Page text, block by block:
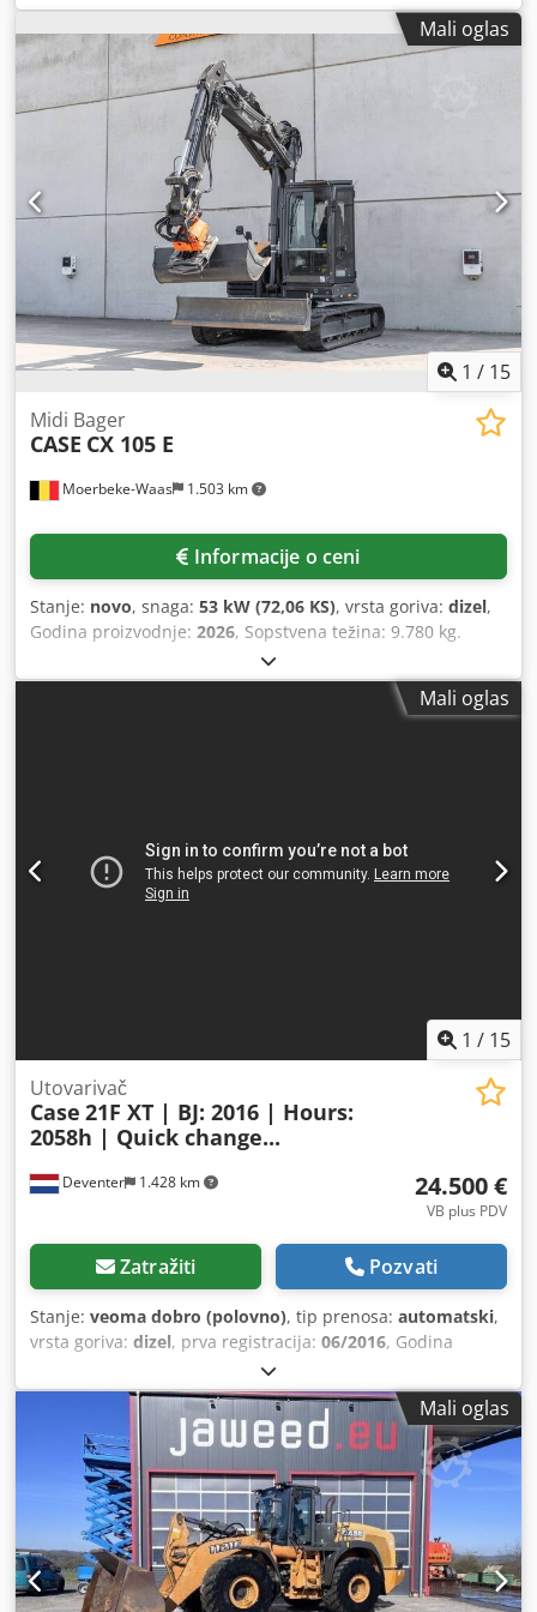
Dužina: 4.692 mm Širina: 2.507 mm Visina: 2.997 mm
Međuosovinsko rastojanje: 2.723 mm Nominalna snaga:
105.9 kV, 144hp Nominalna brzina: 2,200 rpm Broj
cilindara: 6 Zapremina: 7.480 cm³ Porast obrtnog
momenta: 51.3 Pogon na sva četiri točka Dcodpfjwlmt Isx
Mali oglas
1 / 15
Moerbeke-Waas 1.503 km
Midi Bager
CASE CX 105 E
Informacije o ceni
Stanje: novo, snaga: 53 kW (72,06 KS), vrsta goriva: dizel,
Godina proizvodnje: 2026, Sopstvena težina: 9.780 kg.
Dcodpozrrw Aefx Afvek Za više informacija, obratite se
odeljenju prodaje kompanije KEY-TEC.
Mali oglas
1 / 15
Deventer 1.428 km
Utovarivač
Case 21F XT | BJ: 2016 | Hours:
2058h | Quick change...
24.500 €
VB plus PDV
Zatražiti Pozvati
Stanje: veoma dobro (polovno), tip prenosa: automatski,
vrsta goriva: dizel, prva registracija: 06/2016, Godina
, radni sati:2.058 h
Dodatne opcije i pribor = - Zatvorena kabina - Radio/CD
plejer = Napomene = CASE 21F XT utovarivač iz 2016.
godine sa samo 2.058 radnih sati. Ovaj kompaktan i snažan
utovarivač je iz Nemačke i u odličnom je stanju, dobro
održavan. Mašina je odmah spremna za upotrebu i idealna
je za zemljane radove, poljoprivredu, reciklažu,
popločavanje i radove u dvorištu. Mašina je opremljena
hidrauličnim sistemom za brzu zamenu priključaka, kao i
dodatnom hidrauličnom funkcijom na prednjoj strani. To
Mali oglas